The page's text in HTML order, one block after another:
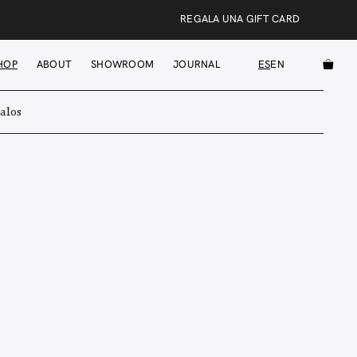
REGALA UNA GIFT CARD
ABOUT SHOWROOM JOURNAL ESEN